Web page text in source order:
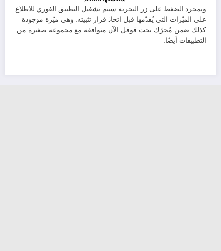
وبمجرد الضغط على زر التجربة سيتم تشغيل التطبيق الفوري للاطلاع
على الميّزات التي يُقدّمها قبل اتخاذ قرار تثبيته. وهي ميّزة موجودة
كذلك ضمن مُحرّك بحث قوقل الآن متوافقة مع مجموعة صغيرة من
التطبيقات أيضًا.